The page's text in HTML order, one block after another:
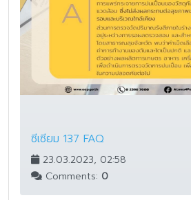
ซีเซียม 137 FAQ
23.03.2023, 02:58
Comments: 0